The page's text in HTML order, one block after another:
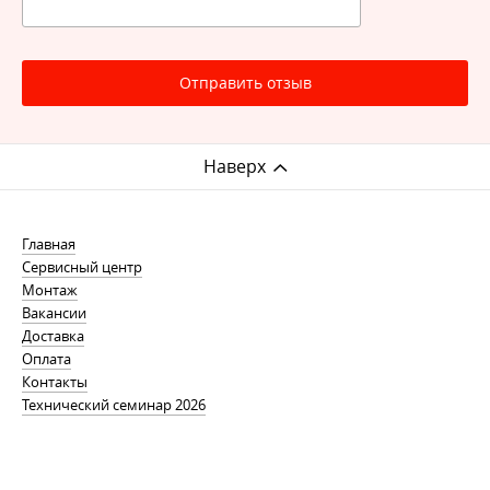
Отправить отзыв
Наверх
Главная
Сервисный центр
Монтаж
Вакансии
Доставка
Оплата
Контакты
Технический семинар 2026